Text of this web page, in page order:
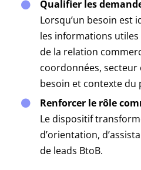
Qualifier les
Lorsqu’un besoin est
les informations
de la relation
coordonnées,
besoin et contexte du
Renforcer le rôle
Le dispositif
d’orientation,
de leads BtoB.